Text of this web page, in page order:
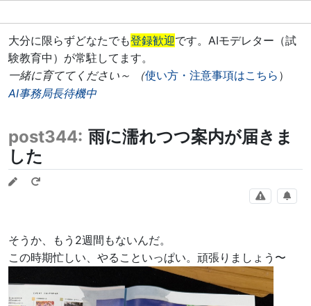
大分に限らずどなたでも登録歓迎です。AIモデレター（試
験教育中）が常駐してます。
一緒に育ててください～ （使い方・注意事項はこちら ）
AI事務局長待機中
post344: 雨に濡れつつ案内が届きま
した
そうか、もう2週間もないんだ。
この時期忙しい、やることいっぱい。頑張りましょう〜